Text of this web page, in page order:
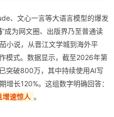
、文心一言等大语言模型的爆发
”成为网文圈、出版界乃至普通读
小说，从晋江文学城到海外平
模式。数据显示，截至2026年第
突破800万，其中持续使用AI写
增长120%。这组数字明确回答：
增速惊人 。